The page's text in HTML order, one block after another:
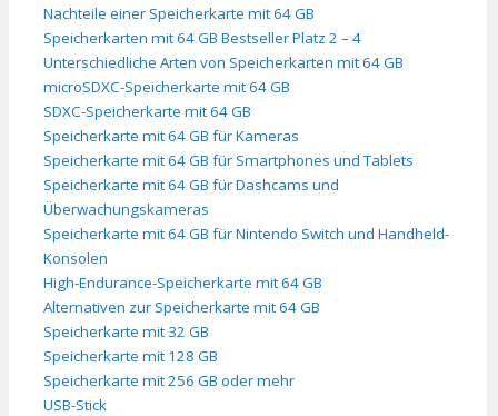
Nachteile einer Speicherkarte mit 64 GB
Speicherkarten mit 64 GB Bestseller Platz 2 – 4
Unterschiedliche Arten von Speicherkarten mit 64 GB
microSDXC-Speicherkarte mit 64 GB
SDXC-Speicherkarte mit 64 GB
Speicherkarte mit 64 GB für Kameras
Speicherkarte mit 64 GB für Smartphones und Tablets
Speicherkarte mit 64 GB für Dashcams und
Überwachungskameras
Speicherkarte mit 64 GB für Nintendo Switch und Handheld-
Konsolen
High-Endurance-Speicherkarte mit 64 GB
Alternativen zur Speicherkarte mit 64 GB
Speicherkarte mit 32 GB
Speicherkarte mit 128 GB
Speicherkarte mit 256 GB oder mehr
USB-Stick